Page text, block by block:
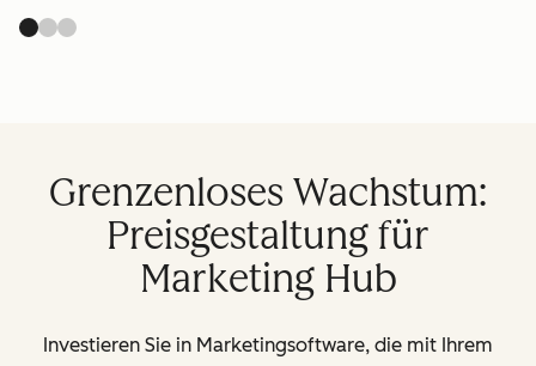
Grenzenloses Wachstum:
Preisgestaltung für
Marketing Hub
Investieren Sie in Marketingsoftware, die mit Ihrem